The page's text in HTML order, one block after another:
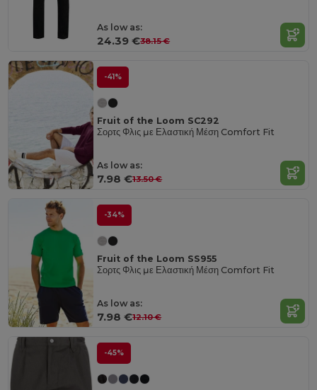
As low as:
24.39 €38.15 €
-41%
Fruit of the Loom SC292
Σορτς Φλις με Ελαστική Μέση Comfort Fit
As low as:
7.98 €13.50 €
-34%
Fruit of the Loom SS955
Σορτς Φλις με Ελαστική Μέση Comfort Fit
As low as:
7.98 €12.10 €
-45%